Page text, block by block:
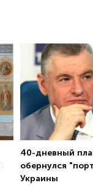
40-дневный
обернулся
Украины